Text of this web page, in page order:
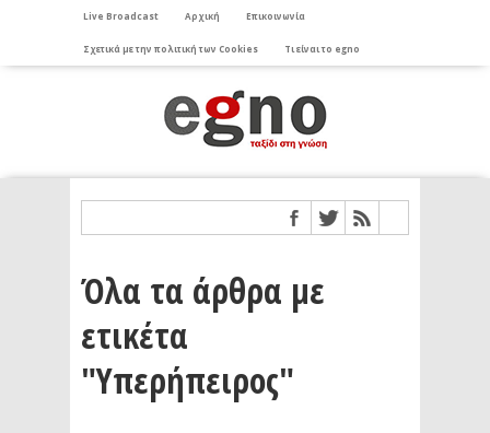
Live Broadcast Αρχική Επικοινωνία
Σχετικά με την πολιτική των Cookies Τι είναι το egno
Όλα τα άρθρα με
ετικέτα
"Υπερήπειρος"